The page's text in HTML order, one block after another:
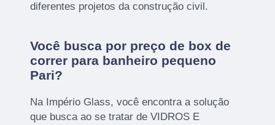
diferentes projetos da construção civil.
Você busca por preço de box de
correr para banheiro pequeno
Pari?
Na Império Glass, você encontra a solução
que busca ao se tratar de VIDROS E